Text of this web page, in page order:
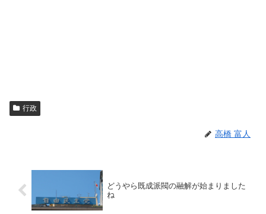
行政
高橋 富人
どうやら既成派閥の融解が始まりました
ね